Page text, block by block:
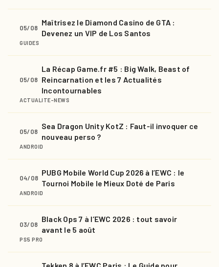
05/08
Maîtrisez le Diamond Casino de GTA :
Devenez un VIP de Los Santos
GUIDES
05/08
La Récap Game.fr #5 : Big Walk, Beast of
Reincarnation et les 7 Actualités
Incontournables
ACTUALITE-NEWS
05/08
Sea Dragon Unity KotZ : Faut-il invoquer ce
nouveau perso ?
ANDROID
04/08
PUBG Mobile World Cup 2026 à l’EWC : le
Tournoi Mobile le Mieux Doté de Paris
ANDROID
03/08
Black Ops 7 à l’EWC 2026 : tout savoir
avant le 5 août
PS5 PRO